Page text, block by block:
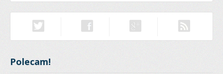
Polecam!